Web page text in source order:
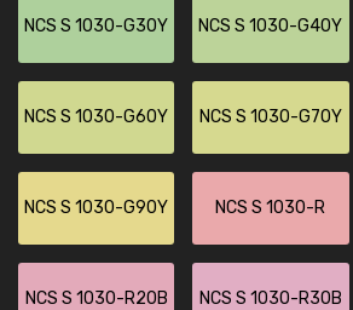
NCS S 1030-G30Y NCS S 1030-G40Y
NCS S 1030-G60Y NCS S 1030-G70Y
NCS S 1030-G90Y NCS S 1030-R
NCS S 1030-R20B NCS S 1030-R30B